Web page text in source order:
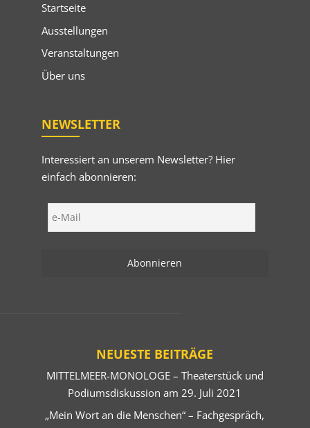
Startseite
Ausstellungen
Veranstaltungen
Über uns
NEWSLETTER
Interessiert an unserem Newsletter? Hier
einfach abonnieren:
NEUESTE BEITRÄGE
MITTELMEER-MONOLOGE – Theaterstück und
Podiumsdiskussion am 29. Juli 2021
„Mein Wort an die Menschen“ – Fachgespräch,